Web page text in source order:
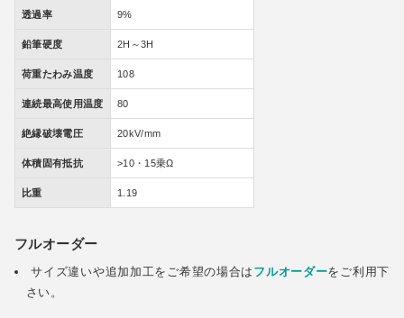
透過率 9%
鉛筆硬度 2H～3H
荷重たわみ温度 108
連続最高使用温度 80
絶縁破壊電圧 20kV/mm
体積固有抵抗 >10・15乗Ω
比重 1.19
フルオーダー
サイズ違いや追加加工をご希望の場合は フルオーダーをご利用下
さい。